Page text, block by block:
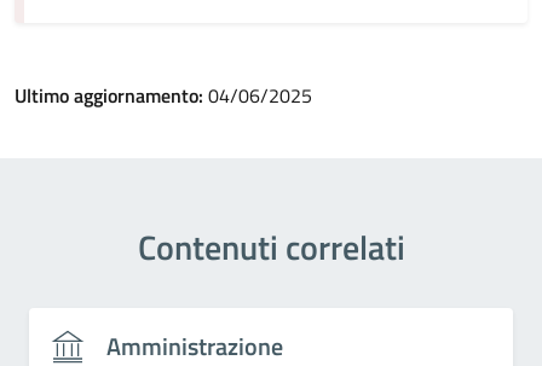
Ultimo aggiornamento: 04/06/2025
Contenuti correlati
Amministrazione